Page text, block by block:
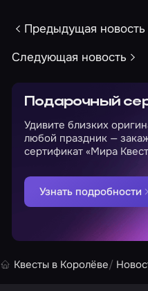
Предыдущая новость
Следующая новость
Подарочный
Удивите близких
любой праздник —
сертификат «Мира
Узнать подробности
Квесты в Королёве